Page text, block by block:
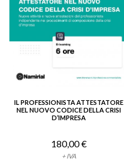
VEDI DETTAGLIO
IL PROFESSIONISTA ATTESTATORE
NEL NUOVO CODICE DELLA CRISI
D’IMPRESA
180,00 €
+ IVA